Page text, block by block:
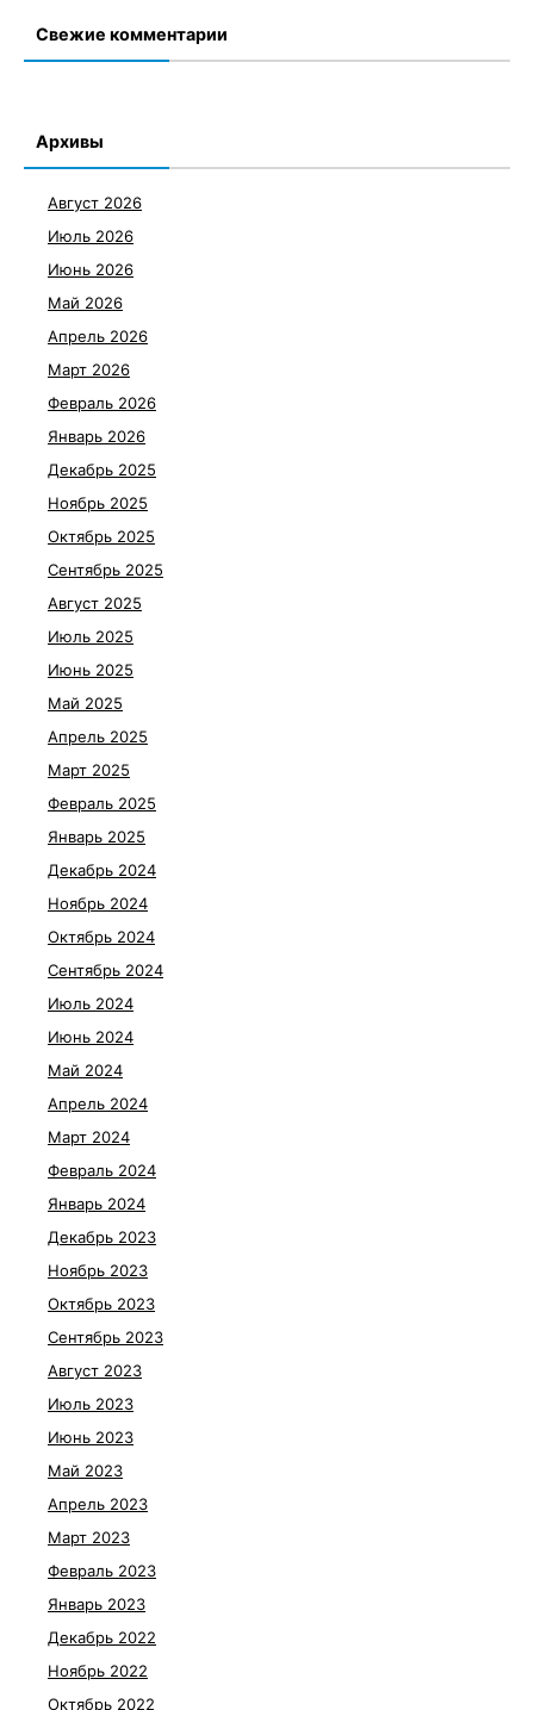
Свежие комментарии
Архивы
Август 2026
Июль 2026
Июнь 2026
Май 2026
Апрель 2026
Март 2026
Февраль 2026
Январь 2026
Декабрь 2025
Ноябрь 2025
Октябрь 2025
Сентябрь 2025
Август 2025
Июль 2025
Июнь 2025
Май 2025
Апрель 2025
Март 2025
Февраль 2025
Январь 2025
Декабрь 2024
Ноябрь 2024
Октябрь 2024
Сентябрь 2024
Июль 2024
Июнь 2024
Май 2024
Апрель 2024
Март 2024
Февраль 2024
Январь 2024
Декабрь 2023
Ноябрь 2023
Октябрь 2023
Сентябрь 2023
Август 2023
Июль 2023
Июнь 2023
Май 2023
Апрель 2023
Март 2023
Февраль 2023
Январь 2023
Декабрь 2022
Ноябрь 2022
Октябрь 2022